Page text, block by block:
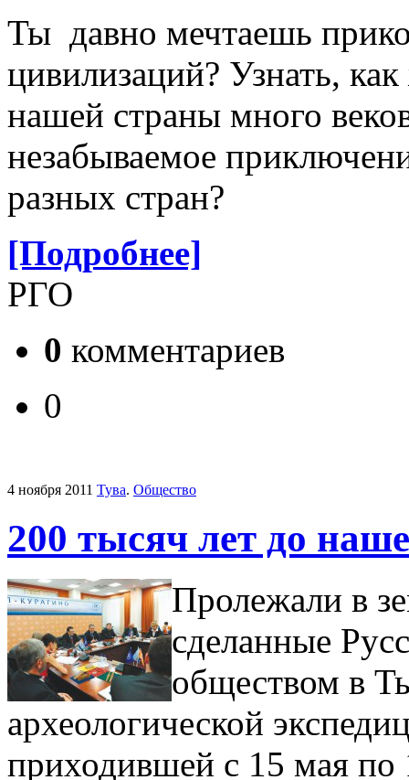
Ты давно мечтаешь
цивилизаций? Узнать,
нашей страны много
незабываемое
разных стран?
[Подробнее]
РГО
0 комментариев
0
4 ноября 2011 Тува. Общество
200 тысяч лет до
Пролежали в
сделанные
обществом в
археологической
приходившей с 15 мая по